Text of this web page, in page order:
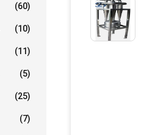
(60)
(10)
(11)
(5)
(25)
(7)